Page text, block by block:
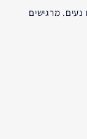
(לא-אקנג'ניק)
נעים. מרגישים